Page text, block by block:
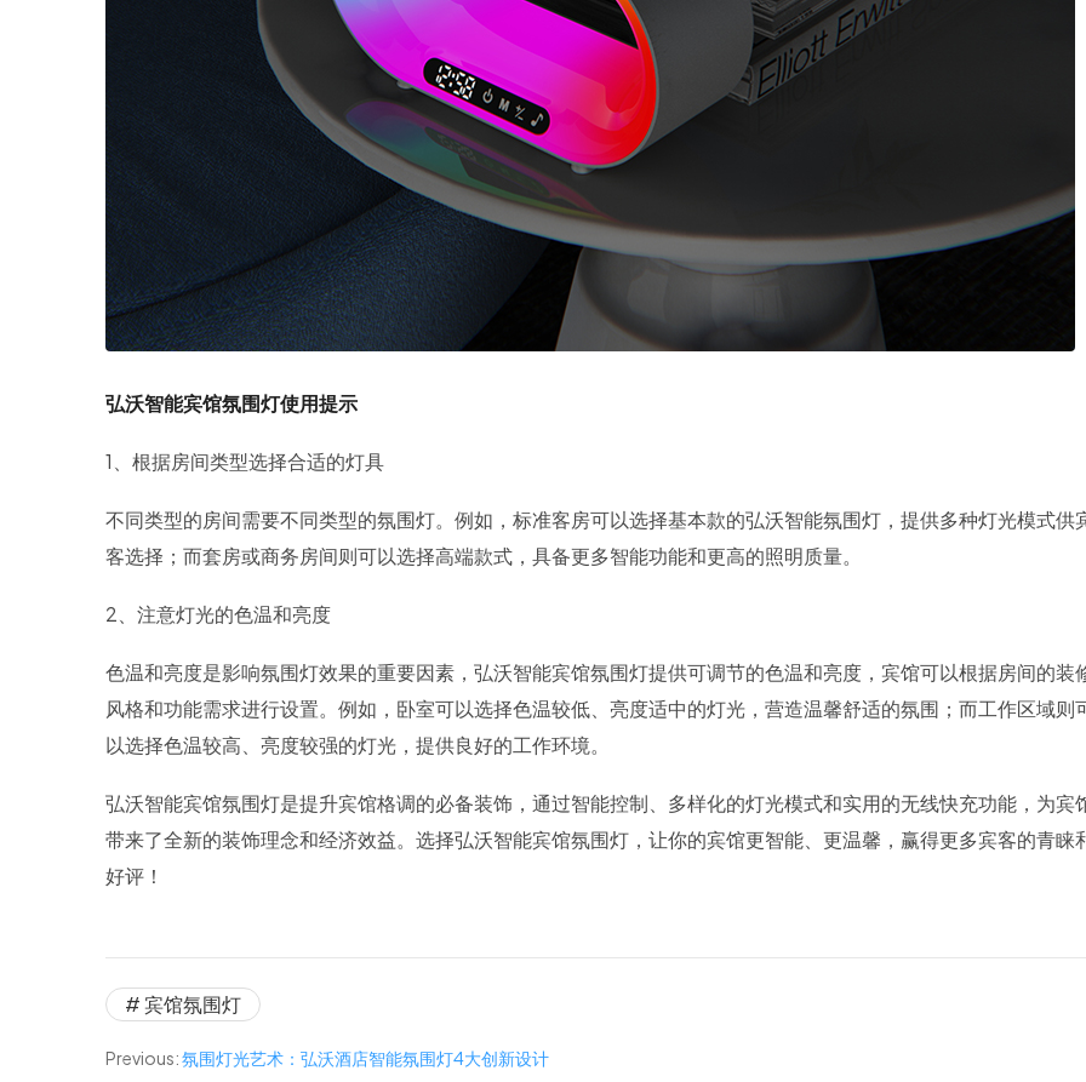
弘沃智能宾馆氛围灯使用提示
1、根据房间类型选择合适的灯具
不同类型的房间需要不同类型的氛围灯。例如，标准客房可以选择基本款的弘沃智能氛围灯，提供多种灯光模式供
客选择；而套房或商务房间则可以选择高端款式，具备更多智能功能和更高的照明质量。
2、注意灯光的色温和亮度
色温和亮度是影响氛围灯效果的重要因素，弘沃智能宾馆氛围灯提供可调节的色温和亮度，宾馆可以根据房间的装
风格和功能需求进行设置。例如，卧室可以选择色温较低、亮度适中的灯光，营造温馨舒适的氛围；而工作区域则
以选择色温较高、亮度较强的灯光，提供良好的工作环境。
弘沃智能宾馆氛围灯是提升宾馆格调的必备装饰，通过智能控制、多样化的灯光模式和实用的无线快充功能，为宾
带来了全新的装饰理念和经济效益。选择弘沃智能宾馆氛围灯，让你的宾馆更智能、更温馨，赢得更多宾客的青睐
好评！
# 宾馆氛围灯
Previous:氛围灯光艺术：弘沃酒店智能氛围灯4大创新设计